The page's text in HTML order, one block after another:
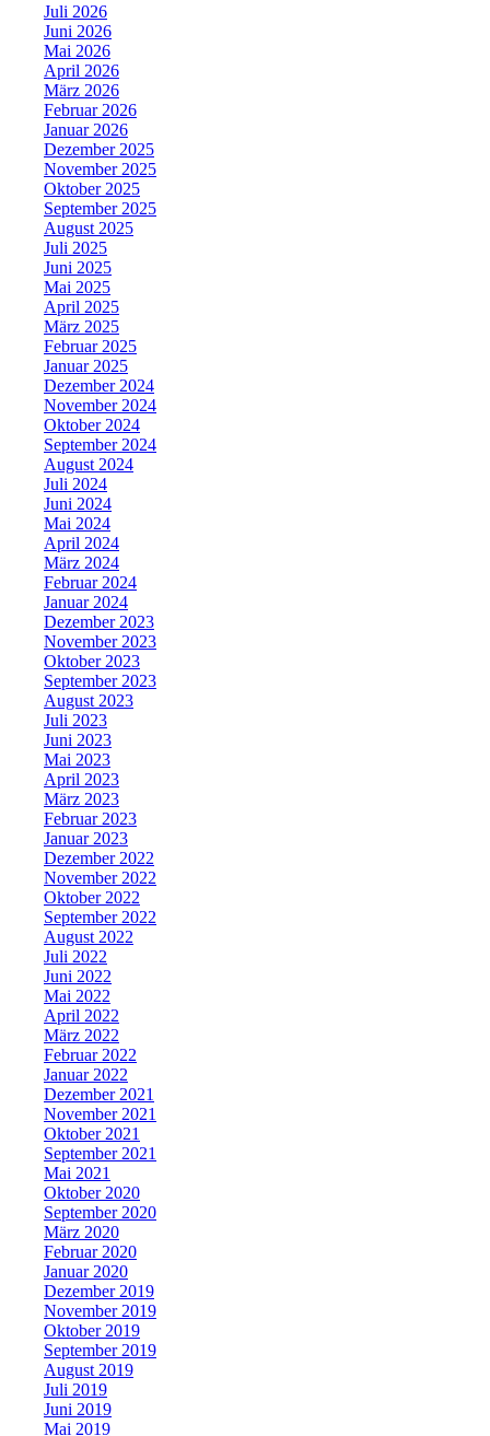
Juli 2026
Juni 2026
Mai 2026
April 2026
März 2026
Februar 2026
Januar 2026
Dezember 2025
November 2025
Oktober 2025
September 2025
August 2025
Juli 2025
Juni 2025
Mai 2025
April 2025
März 2025
Februar 2025
Januar 2025
Dezember 2024
November 2024
Oktober 2024
September 2024
August 2024
Juli 2024
Juni 2024
Mai 2024
April 2024
März 2024
Februar 2024
Januar 2024
Dezember 2023
November 2023
Oktober 2023
September 2023
August 2023
Juli 2023
Juni 2023
Mai 2023
April 2023
März 2023
Februar 2023
Januar 2023
Dezember 2022
November 2022
Oktober 2022
September 2022
August 2022
Juli 2022
Juni 2022
Mai 2022
April 2022
März 2022
Februar 2022
Januar 2022
Dezember 2021
November 2021
Oktober 2021
September 2021
Mai 2021
Oktober 2020
September 2020
März 2020
Februar 2020
Januar 2020
Dezember 2019
November 2019
Oktober 2019
September 2019
August 2019
Juli 2019
Juni 2019
Mai 2019